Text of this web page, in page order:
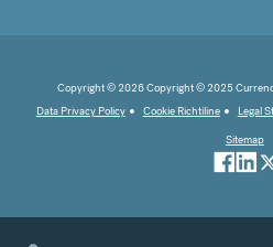
Copyright © 2026 Copyright © 2025
Data Privacy Policy
Cookie Richtiline Legal
Sitemap